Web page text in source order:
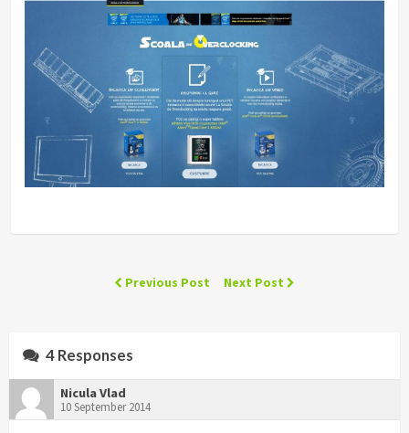
Previous Post Next Post
4 Responses
Nicula Vlad
10 September 2014